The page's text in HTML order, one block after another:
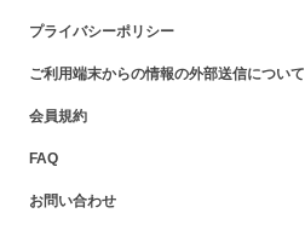
プライバシーポリシー
ご利用端末からの情報の外部送信について
会員規約
FAQ
お問い合わせ